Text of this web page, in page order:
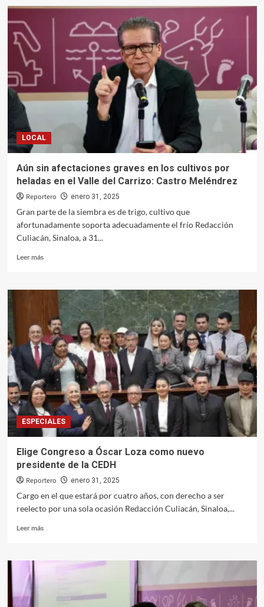
Estudiante
más
resultan
vial
Malecón
Nuevo
en
LOCAL
Aún sin afectaciones graves en los cultivos por
heladas en el Valle del Carrizo: Castro Meléndrez
Reportero enero 31, 2025
Gran parte de la siembra es de trigo, cultivo que
afortunadamente soporta adecuadamente el frío Redacción
Culiacán, Sinaloa, a 31...
Leer másLeer
Aún
afectaciones
graves
en
los
cultivos
por
heladas
en
el
Valle
del
Carrizo:
Meléndrez
ESPECIALES
Elige Congreso a Óscar Loza como nuevo
presidente de la CEDH
Reportero enero 31, 2025
Cargo en el que estará por cuatro años, con derecho a ser
reelecto por una sola ocasión Redacción Culiacán, Sinaloa,...
Leer másLeer
Elige